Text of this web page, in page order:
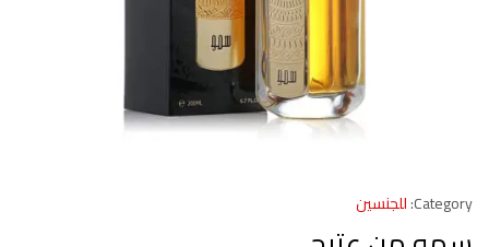
Category: للجنسين